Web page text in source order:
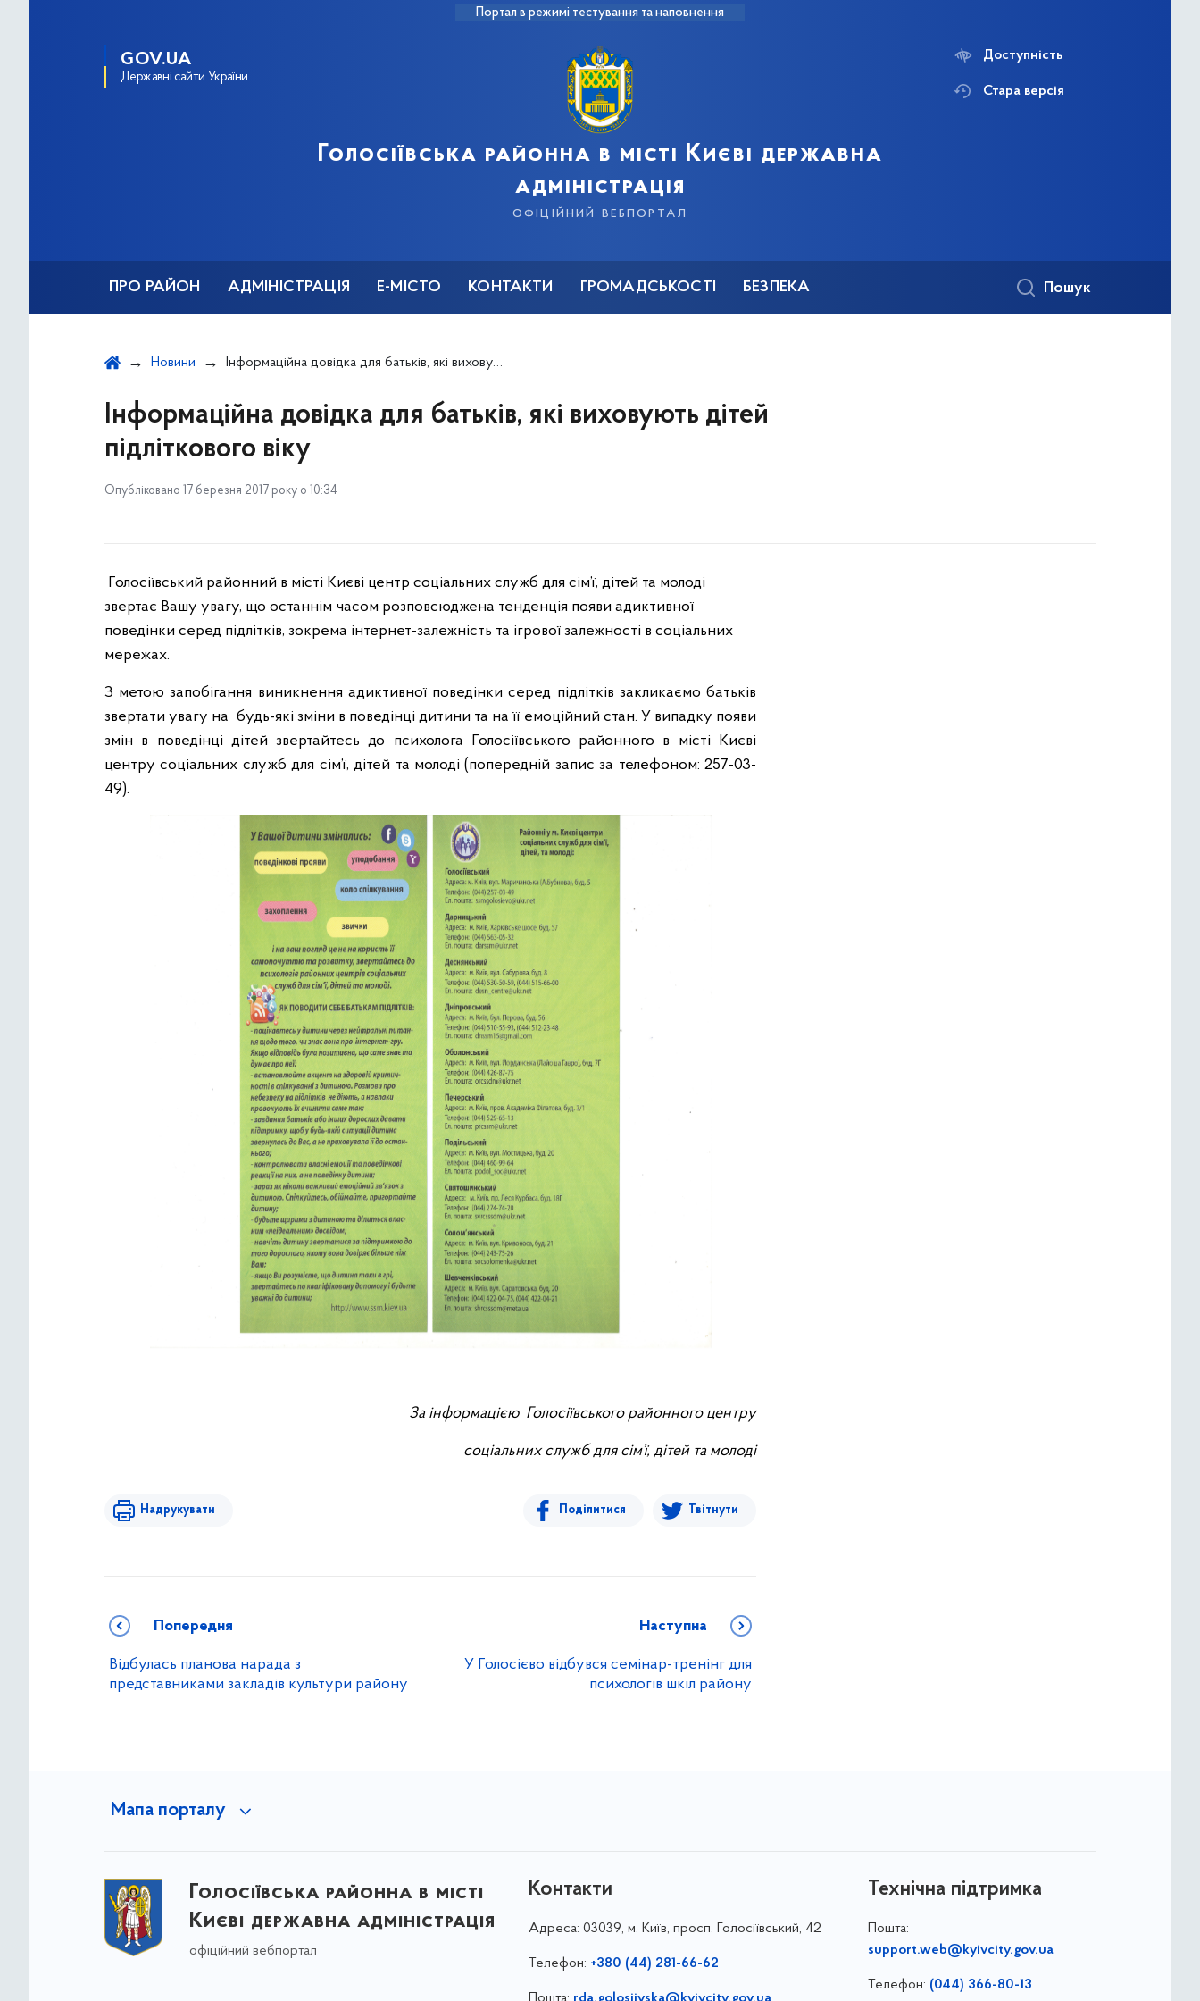
Портал в режимі тестування та наповнення
GOV.UA
Державні сайти України
Голосіївська районна в місті Києві державна
адміністрація
офіційний вебпортал
Доступність
Стара версія
ПРО РАЙОН АДМІНІСТРАЦІЯ Е-МІСТО КОНТАКТИ ГРОМАДСЬКОСТІ БЕЗПЕКА Пошук
Новини Інформаційна довідка для батьків, які виховують дітей підліткового віку
Інформаційна довідка для батьків, які виховують дітей
підліткового віку
Опубліковано 17 березня 2017 року о 10:34
Голосіївський районний в місті Києві центр соціальних служб для сім’ї, дітей та молоді
звертає Вашу увагу, що останнім часом розповсюджена тенденція появи адиктивної
поведінки серед підлітків, зокрема інтернет-залежність та ігрової залежності в соціальних
мережах.
З метою запобігання виникнення адиктивної поведінки серед підлітків закликаємо батьків
звертати увагу на будь-які зміни в поведінці дитини та на її емоційний стан. У випадку появи
змін в поведінці дітей звертайтесь до психолога Голосіївського районного в місті Києві
центру соціальних служб для сім’ї, дітей та молоді (попередній запис за телефоном: 257-03-
49).
За інформацією Голосіївського районного центру
соціальних служб для сім’ї, дітей та молоді
Надрукувати Поділитися Твітнути
Попередня
Відбулась планова нарада з
представниками закладів культури району
Наступна
У Голосієво відбувся семінар-тренінг для
психологів шкіл району
Мапа порталу
Голосіївська районна в місті
Києві державна адміністрація
офіційний вебпортал
Контакти
Адреса: 03039, м. Київ, просп. Голосіївський, 42
Телефон: +380 (44) 281-66-62
Технічна підтримка
Пошта:
support.web@kyivcity.gov.ua
Телефон: (044) 366-80-13